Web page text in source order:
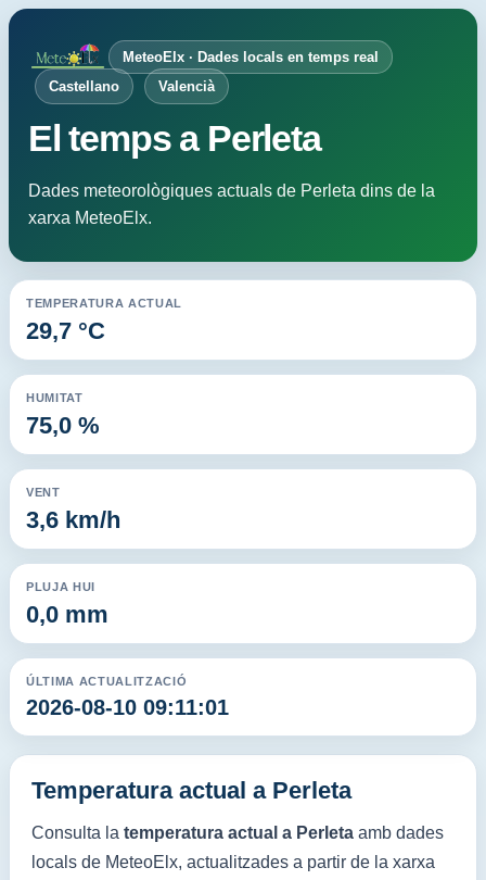
MeteoElx · Dades locals en temps real
Castellano
Valencià
El temps a Perleta
Dades meteorològiques actuals de Perleta dins de la
xarxa MeteoElx.
TEMPERATURA ACTUAL
29,7 °C
HUMITAT
75,0 %
VENT
3,6 km/h
PLUJA HUI
0,0 mm
ÚLTIMA ACTUALITZACIÓ
2026-08-10 09:11:01
Temperatura actual a Perleta
Consulta la temperatura actual a Perleta amb dades
locals de MeteoElx, actualitzades a partir de la xarxa